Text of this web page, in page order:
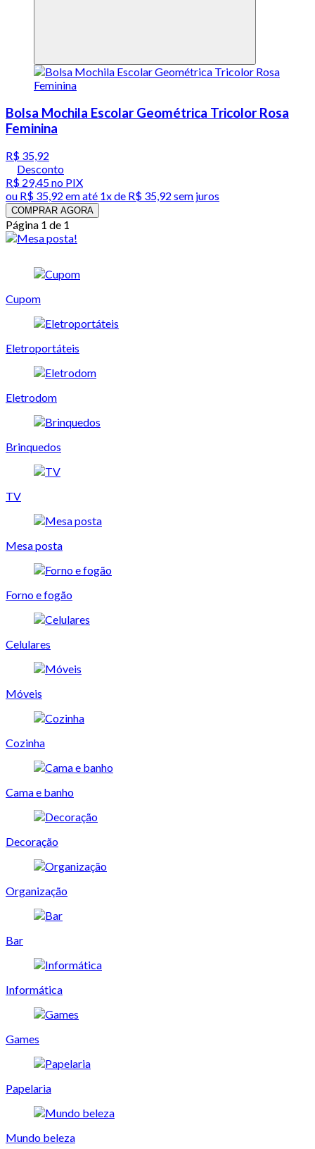
Bolsa Mochila Escolar Geométrica Tricolor Rosa
Feminina
R$ 35,92
Desconto
R$ 29,45no PIX
ou R$ 35,92 em até 1x de R$ 35,92 sem juros
COMPRAR AGORA
Página 1 de 1
Cupom
Eletroportáteis
Eletrodom
Brinquedos
TV
Mesa posta
Forno e fogão
Celulares
Móveis
Cozinha
Cama e banho
Decoração
Organização
Bar
Informática
Games
Papelaria
Mundo beleza